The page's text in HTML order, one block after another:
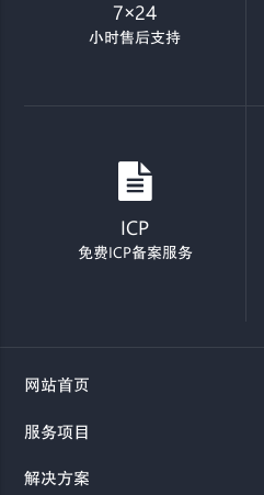
7×24
小时售后支持
ICP
免费ICP备案服务
网站首页
服务项目
解决方案